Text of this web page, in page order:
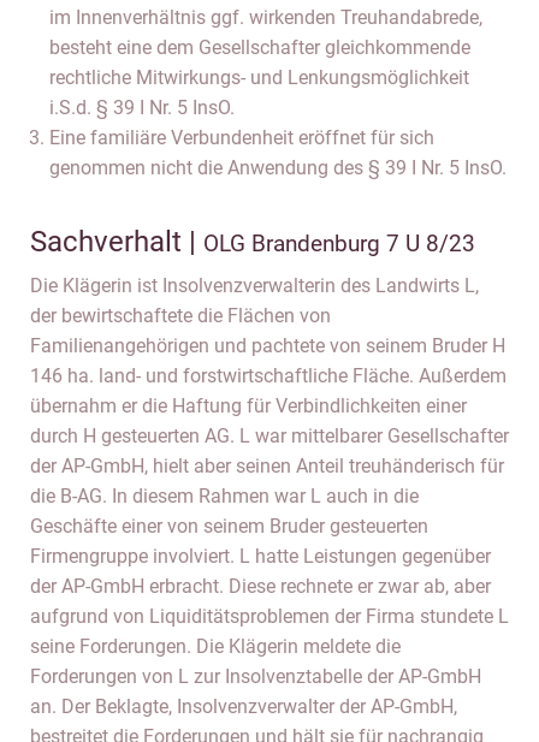
im Innenverhältnis ggf. wirkenden Treuhandabrede,
besteht eine dem Gesellschafter gleichkommende
rechtliche Mitwirkungs- und Lenkungsmöglichkeit
i.S.d. § 39 I Nr. 5 InsO.
Eine familiäre Verbundenheit eröffnet für sich
genommen nicht die Anwendung des § 39 I Nr. 5 InsO.
Sachverhalt | OLG Brandenburg 7 U 8/23
Die Klägerin ist Insolvenzverwalterin des Landwirts L,
der bewirtschaftete die Flächen von
Familienangehörigen und pachtete von seinem Bruder H
146 ha. land- und forstwirtschaftliche Fläche. Außerdem
übernahm er die Haftung für Verbindlichkeiten einer
durch H gesteuerten AG. L war mittelbarer Gesellschafter
der AP-GmbH, hielt aber seinen Anteil treuhänderisch für
die B-AG. In diesem Rahmen war L auch in die
Geschäfte einer von seinem Bruder gesteuerten
Firmengruppe involviert. L hatte Leistungen gegenüber
der AP-GmbH erbracht. Diese rechnete er zwar ab, aber
aufgrund von Liquiditätsproblemen der Firma stundete L
seine Forderungen. Die Klägerin meldete die
Forderungen von L zur Insolvenztabelle der AP-GmbH
an. Der Beklagte, Insolvenzverwalter der AP-GmbH,
bestreitet die Forderungen und hält sie für nachrangig